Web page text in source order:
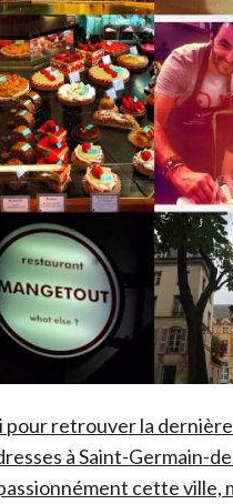
pour retrouver la
à Saint-Germain-
cette ville,